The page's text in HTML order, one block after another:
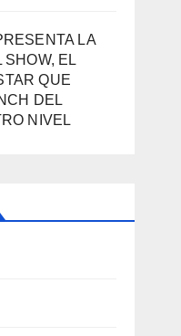
LA
SHOW, EL
QUE
DEL
NIVEL